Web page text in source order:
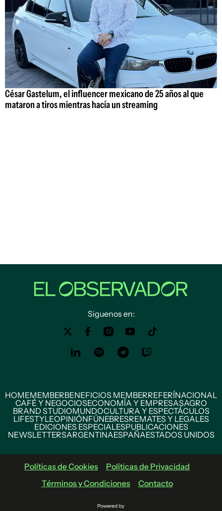
César Gastelum, el influencer mexicano de 25 años al que
mataron a tiros mientras hacía un streaming
Siguenos en:
HOMEMEMBERBENEFICIOS MEMBERREFERÍNACIONAL
CAFÉ Y NEGOCIOSECONOMÍA Y EMPRESASAGRO
BRAND STUDIOMUNDOCULTURA Y ESPECTÁCULOS
LIFESTYLEOPINIÓNFÚNEBRESREMATES Y LEGALES
EDICIONES ESPECIALESPUBLICACIONES
NEWSLETTERSARGENTINAESPAÑAESTADOS UNIDOS
Políticas de Cookies
Políticas de Privacidad
Términos y Condiciones
Contacto